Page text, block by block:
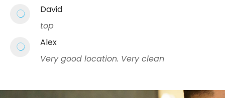
David
top
Alex
Very good location. Very clean